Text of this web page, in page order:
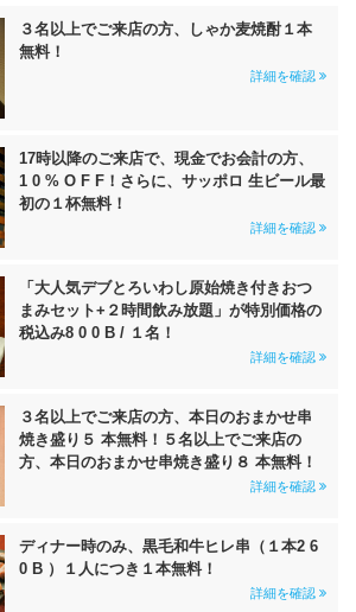
３名以上でご来店の方、しゃか麦焼酎１本
無料！
詳細を確認
17時以降のご来店で、現金でお会計の方、
1 0 % O F F！さらに、サッポロ 生ビール最
初の１杯無料！
詳細を確認
「大人気デブとろいわし原始焼き付きおつ
まみセット+２時間飲み放題」が特別価格の
税込み8 0 0 B / １名！
詳細を確認
３名以上でご来店の方、本日のおまかせ串
焼き盛り５ 本無料！５名以上でご来店の
方、本日のおまかせ串焼き盛り８ 本無料！
詳細を確認
ディナー時のみ、黒毛和牛ヒレ串（１本2 6
0 B ）１人につき１本無料！
詳細を確認